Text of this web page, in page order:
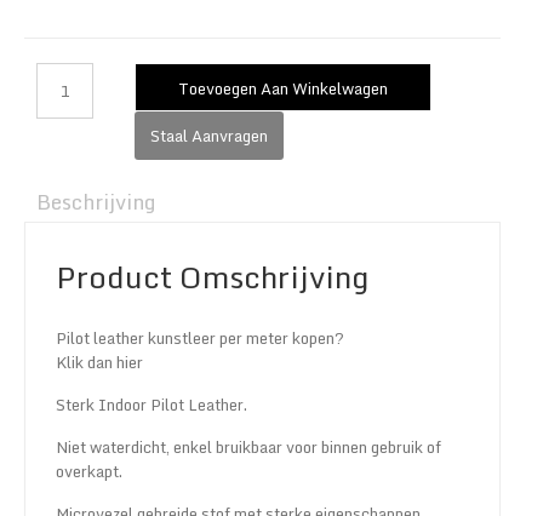
Toevoegen Aan Winkelwagen
Staal Aanvragen
Beschrijving
Product Omschrijving
Pilot leather kunstleer per meter kopen?
Klik dan hier
Sterk Indoor Pilot Leather.
Niet waterdicht, enkel bruikbaar voor binnen gebruik of
overkapt.